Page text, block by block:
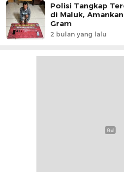
Polisi Tangkap
di Maluk,
Gram
2 bulan yang lalu